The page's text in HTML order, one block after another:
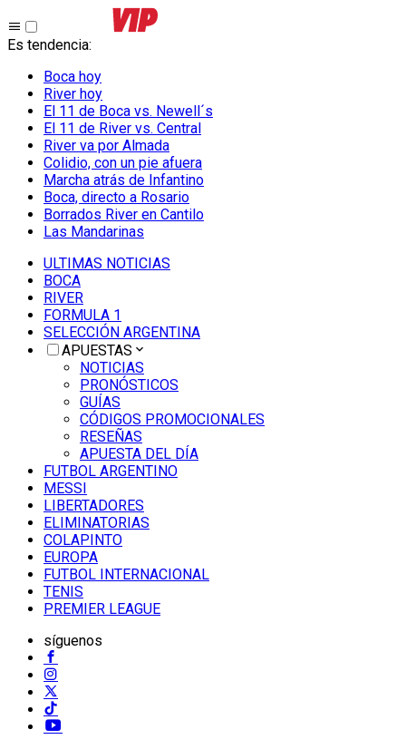
Es tendencia:
Boca hoy
River hoy
El 11 de Boca vs. Newell´s
El 11 de River vs. Central
River va por Almada
Colidio, con un pie afuera
Marcha atrás de Infantino
Boca, directo a Rosario
Borrados River en Cantilo
Las Mandarinas
ULTIMAS NOTICIAS
BOCA
RIVER
FORMULA 1
SELECCIÓN ARGENTINA
APUESTAS
NOTICIAS
PRONÓSTICOS
GUÍAS
CÓDIGOS PROMOCIONALES
RESEÑAS
APUESTA DEL DÍA
FUTBOL ARGENTINO
MESSI
LIBERTADORES
ELIMINATORIAS
COLAPINTO
EUROPA
FUTBOL INTERNACIONAL
TENIS
PREMIER LEAGUE
síguenos